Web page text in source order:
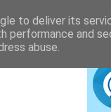
to deliver its
performance and
abuse.